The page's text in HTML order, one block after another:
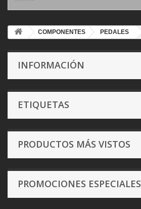
COMPONENTES PEDALES
INFORMACIÓN
ETIQUETAS
PRODUCTOS MÁS VISTOS
PROMOCIONES ESPECIALES